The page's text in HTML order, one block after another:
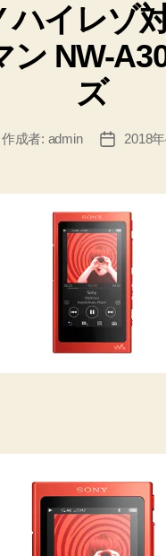
リ
ー
ハイレゾ
ン NW-
ズ
作成者: admin
投
2018